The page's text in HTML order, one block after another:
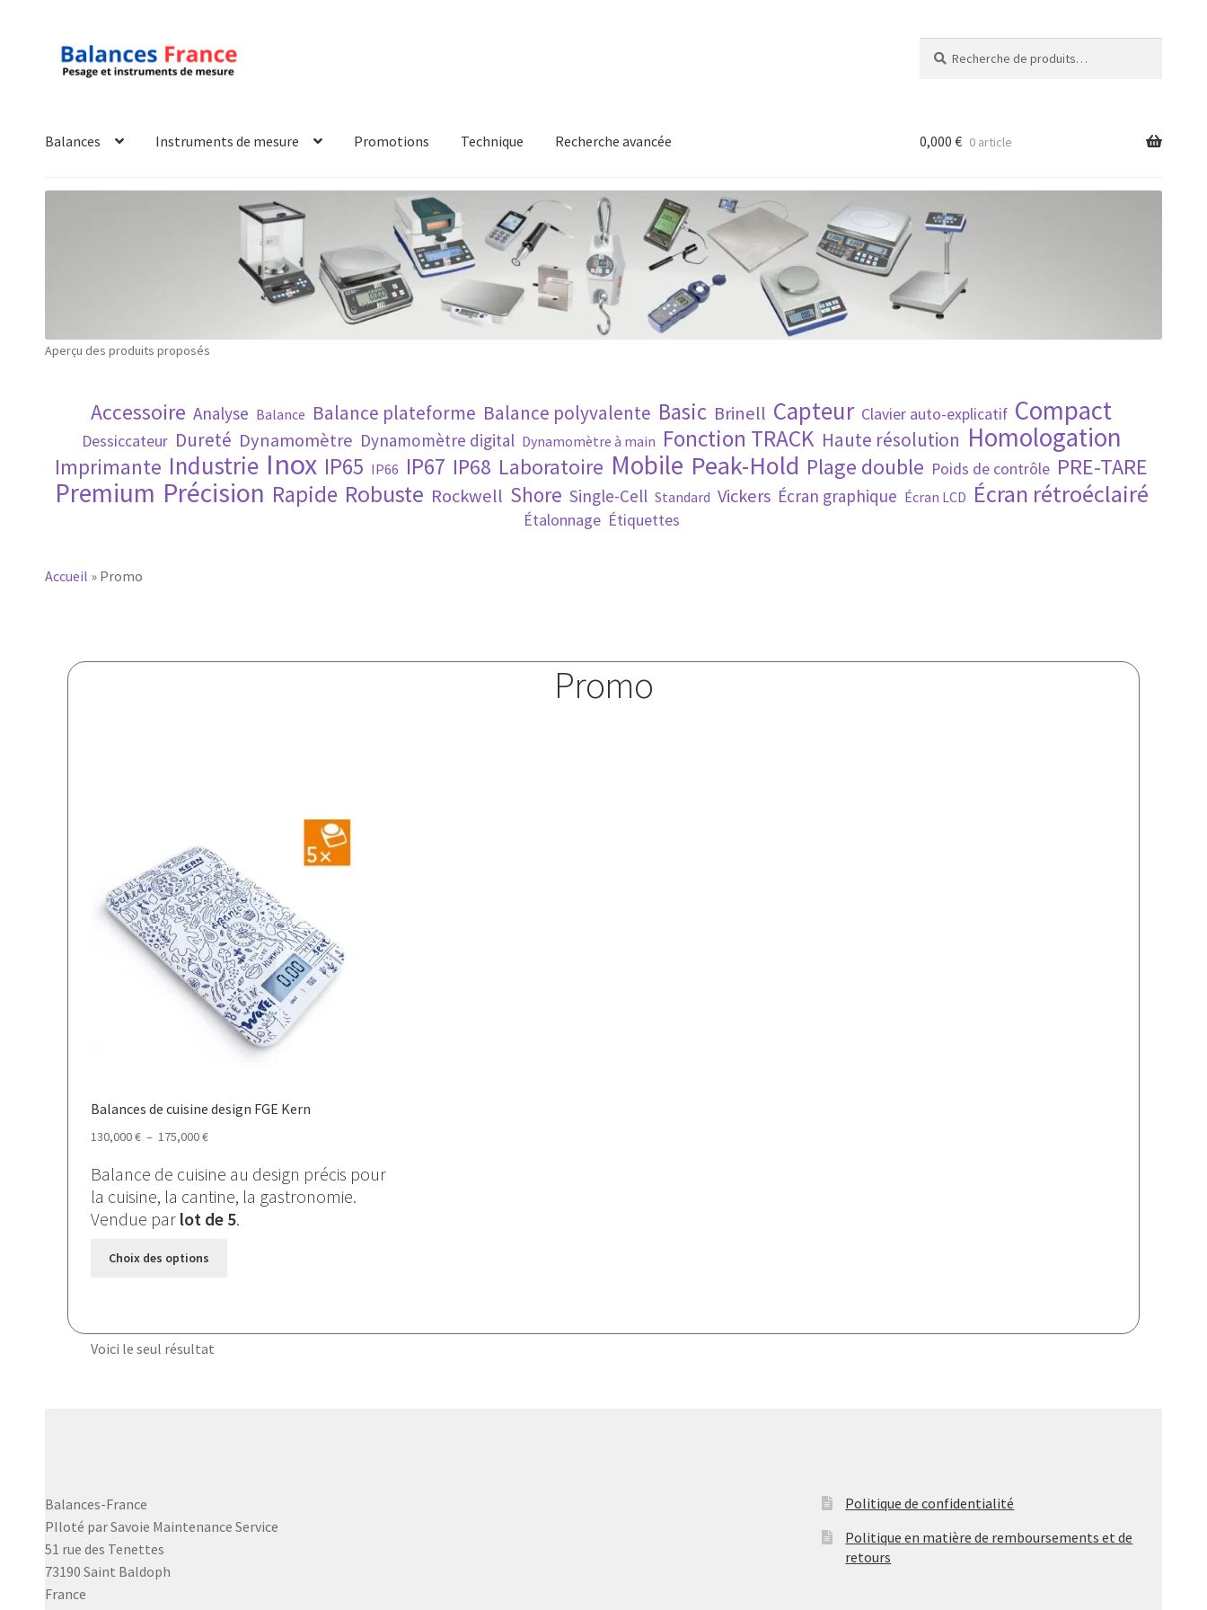
Aller
Aller
pour :
Balances Instruments de mesure Promotions Technique Recherche avancée
Politique de confidentialité Politique en matière de remboursements et de retours Recherche avancée
Validation de la commande
0,000 € 0 article
Aperçu des produits proposés
Accessoire Analyse Balance Balance plateforme Balance polyvalente Basic Brinell Capteur Clavier auto-explicatif Compact
Dessiccateur Dureté Dynamomètre Dynamomètre digital Dynamomètre à main Fonction TRACK Haute résolution Homologation
Imprimante Industrie Inox IP65 IP66 IP67 IP68 Laboratoire Mobile Peak-Hold Plage double Poids de contrôle PRE-TARE
Premium Précision Rapide Robuste Rockwell Shore Single-Cell Standard Vickers Écran graphique Écran LCD Écran rétroéclairé
Étalonnage Étiquettes
Accueil » Promo
Promo
Balances de cuisine design FGE Kern
130,000€ – 175,000€Plage
prix :
130,000 €
à
Balance de cuisine au design précis pour
la cuisine, la cantine, la gastronomie.
Vendue par lot de 5.
Choix des options
variations.
page
Voici le seul résultat
Balances-France
PIloté par Savoie Maintenance Service
51 rue des Tenettes
73190 Saint Baldoph
France
Politique de confidentialité
Politique en matière de remboursements et de
retours